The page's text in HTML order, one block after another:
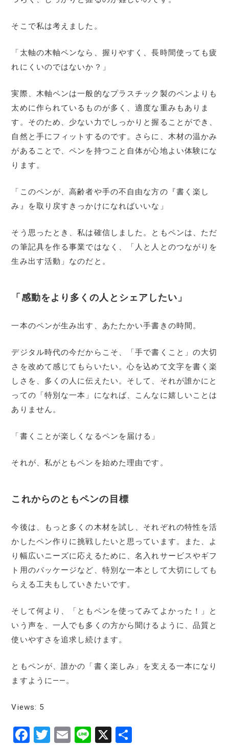
そこで私は考えました。
「太軸の木軸ペンなら、握りやすく、長時間使っても疲
れにくいのではないか？」
実際、木軸ペンは一般的なプラスチック製のペンよりも
太めに作られているものが多く、適度な重みもありま
す。そのため、少ない力でしっかりと握ることができ、
自然と手にフィットするのです。さらに、木材の温かみ
があることで、ペンを持つこと自体が心地よい体験にな
ります。
「このペンが、高齢者や手の不自由な方の『書く楽し
み』を取り戻すきっかけになればいいな」
そう思ったとき、私は確信しました。ともペンは、ただ
の筆記具を作る事業ではなく、「人と人とのつながりを
生み出す活動」なのだと。
「感動をより多くの人とシェアしたい」
一本のペンが生み出す、あたたかい手書きの時間。
デジタル時代の今だからこそ、「手で書くこと」の大切
さを改めて感じてもらいたい。心を込めて文字を書く楽
しさを、多くの人に伝えたい。そして、それが誰かにと
っての「特別な一本」になれば、こんなに嬉しいことは
ありません。
「書くことが楽しくなるペンを届ける」
それが、私がともペンを始めた理由です。
これからのともペンの目標
今後は、もっと多くの木材を試し、それぞれの特性を活
かしたペン作りに挑戦したいと思っています。また、よ
り幅広いニーズに応えるために、名入れサービスやギフ
ト用のパッケージなど、特別な一本として大切にしても
らえる工夫もしていきたいです。
そして何より、「ともペンを使ってみてよかった！」と
いう声を、一人でも多くの方から聞けるように、品質と
使いやすさを追求し続けます。
ともペンが、誰かの「書く楽しみ」を支える一本になり
ますように――。
Views: 5
F
T
E
Li X